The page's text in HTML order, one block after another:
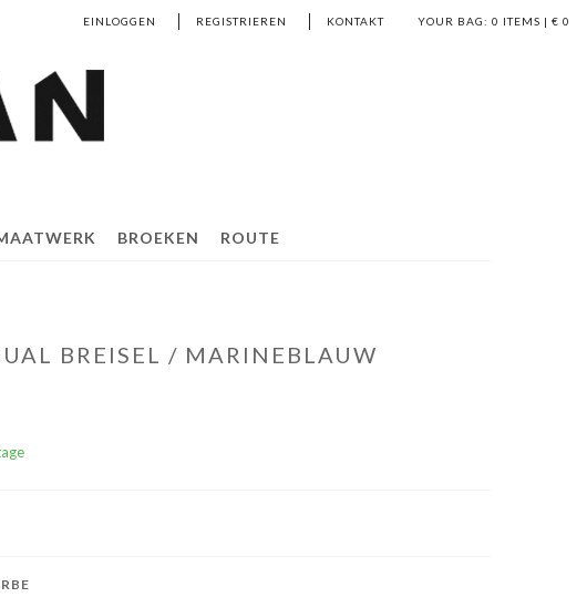
YOUR BAG: 0 ITEMS | € 0
EINLOGGEN REGISTRIEREN KONTAKT
BROEKEN ROUTE
BREISEL / MARINEBLAUW